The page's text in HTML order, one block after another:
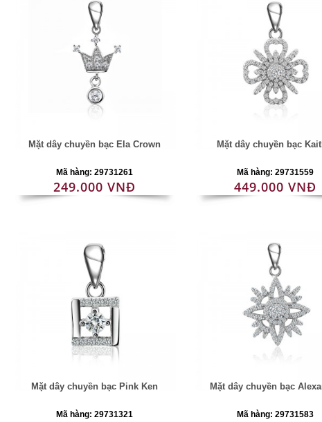
Mặt dây chuyền bạc Ela Crown
Mã hàng: 29731261
249.000 VNĐ
Mặt dây chuyền bạc
Mã hàng: 29731559
449.000 VNĐ
Mặt dây chuyền bạc Pink Ken
Mã hàng: 29731321
Mặt dây chuyền bạc
Mã hàng: 29731583